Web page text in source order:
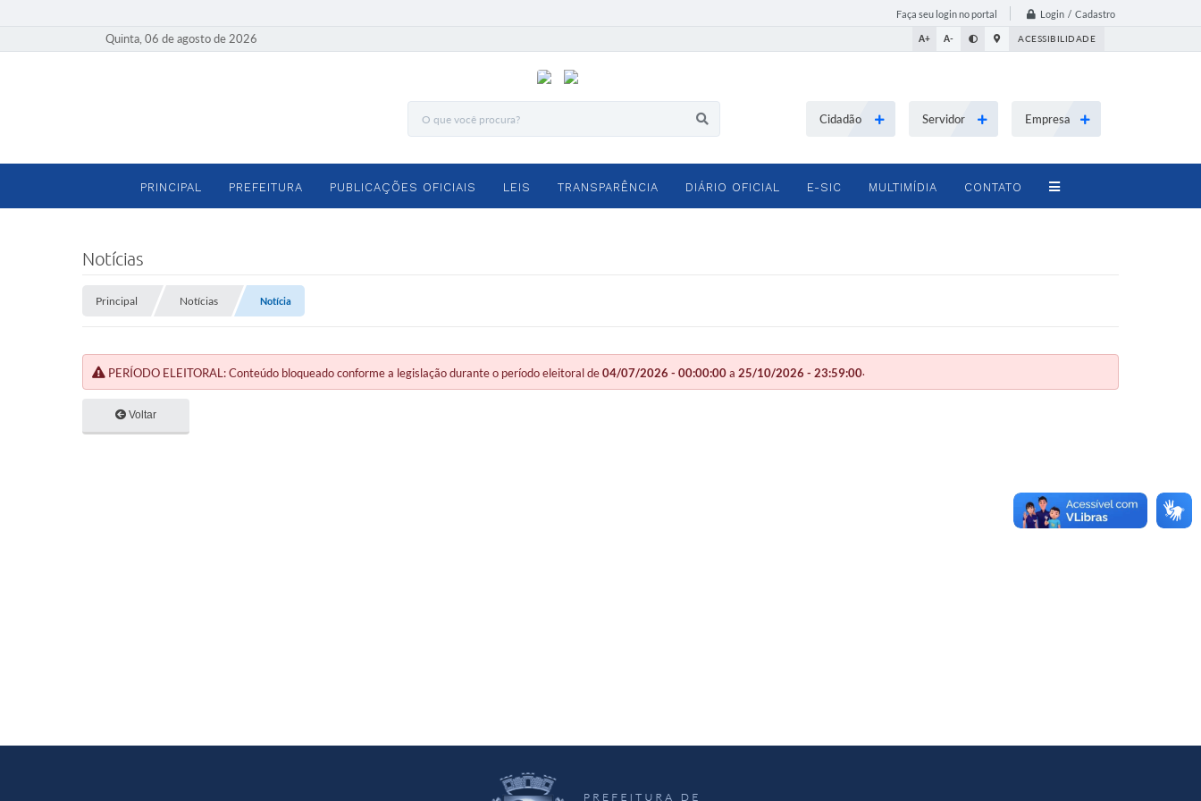
Faça seu login no portal Login / Cadastro
Quinta, 06 de agosto de 2026 A+ A- ACESSIBILIDADE
Cidadão Servidor Empresa
PRINCIPAL PREFEITURA PUBLICAÇÕES OFICIAIS LEIS TRANSPARÊNCIA DIÁRIO OFICIAL E-SIC MULTIMÍDIA CONTATO
Notícias
Principal Notícias Notícia
PERÍODO ELEITORAL: Conteúdo bloqueado conforme a legislação durante o período eleitoral de04/07/2026 - 00:00:00a 25/10/2026 - 23:59:00.
Voltar